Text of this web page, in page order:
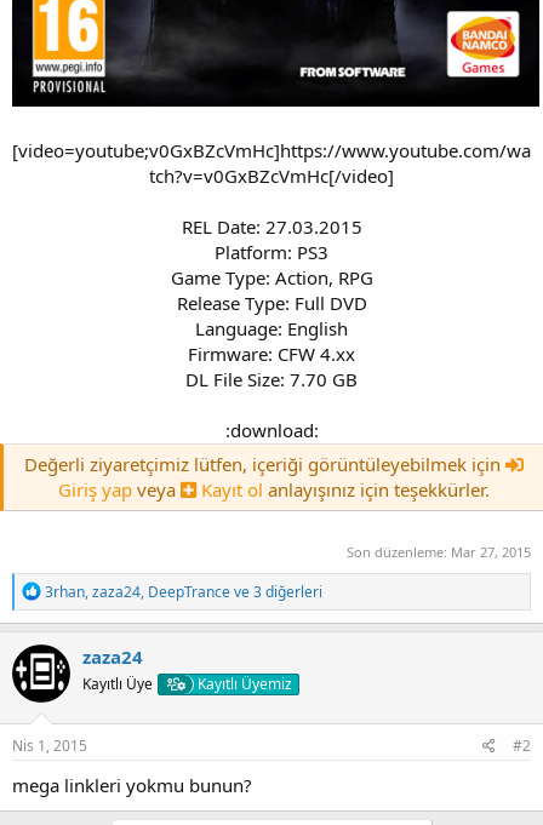
[video=youtube;v0GxBZcVmHc]https://www.youtube.com/wa
tch?v=v0GxBZcVmHc[/video]
REL Date: 27.03.2015
Platform: PS3
Game Type: Action, RPG
Release Type: Full DVD
Language: English
Firmware: CFW 4.xx
DL File Size: 7.70 GB
:download:
Değerli ziyaretçimiz lütfen, içeriği görüntüleyebilmek için
Giriş yap veya Kayıt ol anlayışınız için teşekkürler.
Son düzenleme: Mar 27, 2015
T
e
p
k
i
l
e
r
3rhan,zaza24, DeepTranceve 3 diğerleri
zaza24
Kayıtlı Üye Kayıtlı Üyemiz
Nis 1, 2015 #2
mega linkleri yokmu bunun?